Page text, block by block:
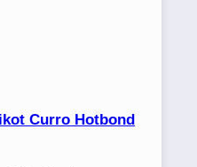
Curro Hotbond